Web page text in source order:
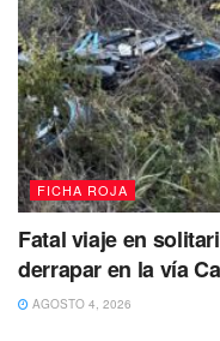
FICHA ROJA
Fatal viaje en
derrapar en la vía
AGOSTO 4, 2026